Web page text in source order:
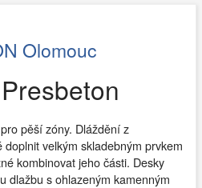
Olomouc
pěší zóny. Dláždění z
velkým skladebným prvkem
kombinovat jeho části. Desky
dlažbu s ohlazeným kamenným